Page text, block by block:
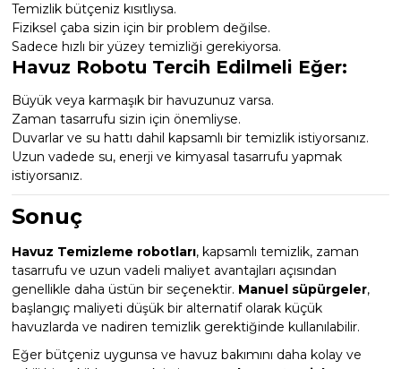
Temizlik bütçeniz kısıtlıysa.
Fiziksel çaba sizin için bir problem değilse.
Sadece hızlı bir yüzey temizliği gerekiyorsa.
Havuz Robotu Tercih Edilmeli Eğer:
Büyük veya karmaşık bir havuzunuz varsa.
Zaman tasarrufu sizin için önemliyse.
Duvarlar ve su hattı dahil kapsamlı bir temizlik istiyorsanız.
Uzun vadede su, enerji ve kimyasal tasarrufu yapmak
istiyorsanız.
Sonuç
Havuz Temizleme robotları, kapsamlı temizlik, zaman
tasarrufu ve uzun vadeli maliyet avantajları açısından
genellikle daha üstün bir seçenektir. Manuel süpürgeler,
başlangıç maliyeti düşük bir alternatif olarak küçük
havuzlarda ve nadiren temizlik gerektiğinde kullanılabilir.
Eğer bütçeniz uygunsa ve havuz bakımını daha kolay ve